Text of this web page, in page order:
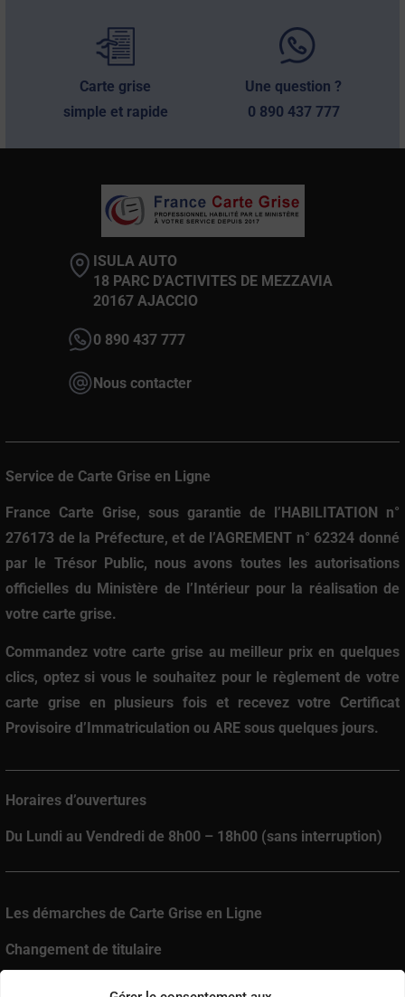
Carte grise
simple et rapide
Une question ?
0 890 437 777
ISULA AUTO
18 PARC D’ACTIVITES DE MEZZAVIA
20167 AJACCIO
0 890 437 777
Nous contacter
Service de Carte Grise en Ligne
France Carte Grise, sous garantie de l’HABILITATION n°
276173 de la Préfecture, et de l’AGREMENT n° 62324 donné
par le Trésor Public, nous avons toutes les autorisations
officielles du Ministère de l’Intérieur pour la réalisation de
votre carte grise.
Commandez votre carte grise au meilleur prix en quelques
clics, optez si vous le souhaitez pour le règlement de votre
carte grise en plusieurs fois et recevez votre Certificat
Provisoire d’Immatriculation ou ARE sous quelques jours.
Horaires d’ouvertures
Du Lundi au Vendredi de 8h00 – 18h00 (sans interruption)
Les démarches de Carte Grise en Ligne
Changement de titulaire